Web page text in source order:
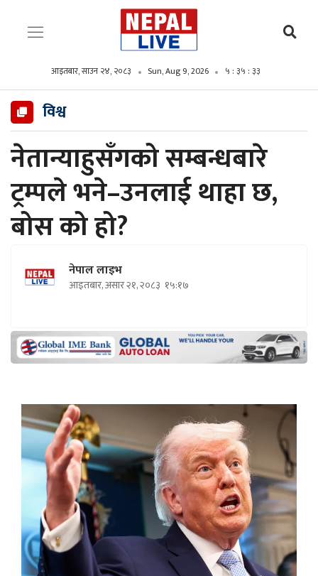
आइतबार, साउन २४, २०८३ Sun, Aug 9, 2026 ५ : ३५ : ३४
विश्व
नेतान्याहुसँगको सम्बन्धबारे
ट्रम्पले भने–उनलाई थाहा छ,
बोस को हो?
नेपाल लाइभ
आइतबार, असार २१, २०८३ १५:१७